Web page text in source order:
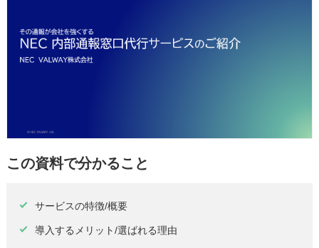
g
p
この資料で分かること
サービスの特徴/概要
導入するメリット/選ばれる理由